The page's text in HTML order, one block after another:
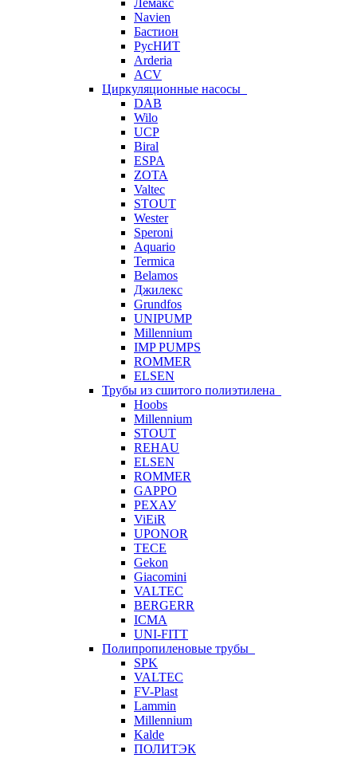
Лемакс
Navien
Бастион
РусНИТ
Arderia
ACV
Циркуляционные насосы
DAB
Wilo
UCP
Biral
ESPA
ZOTA
Valtec
STOUT
Wester
Speroni
Aquario
Termica
Belamos
Джилекс
Grundfos
UNIPUMP
Millennium
IMP PUMPS
ROMMER
ELSEN
Трубы из сшитого полиэтилена
Hoobs
Millennium
STOUT
REHAU
ELSEN
ROMMER
GAPPO
РЕХАУ
ViEiR
UPONOR
TECE
Gekon
Giacomini
VALTEC
BERGERR
ICMA
UNI-FITT
Полипропиленовые трубы
SPK
VALTEC
FV-Plast
Lammin
Millennium
Kalde
ПОЛИТЭК